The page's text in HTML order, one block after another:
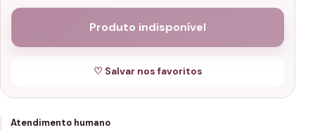
Produto indisponível
♡ Salvar nos favoritos
Atendimento humano